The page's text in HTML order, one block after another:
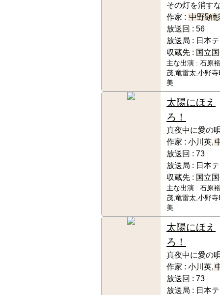
その灯を消す
作家 : 中野顕彰
放送回 : 56
放送局 : 日本
収蔵先 : 国立
主な出演 : 石原
茂,竜雷太,小野
美
太陽にほえ
ろ！
真夜中に愛の
作家 : 小川英,
放送回 : 73
放送局 : 日本
収蔵先 : 国立
主な出演 : 石原
茂,竜雷太,小野
美
太陽にほえ
ろ！
真夜中に愛の
作家 : 小川英,
放送回 : 73
放送局 : 日本